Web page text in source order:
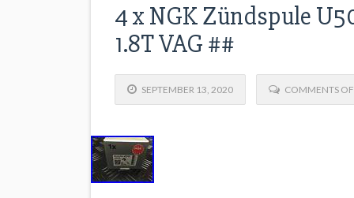
4 x NGK Zündspule
1.8T VAG ##
SEPTEMBER 13, 2020 COMMENTS